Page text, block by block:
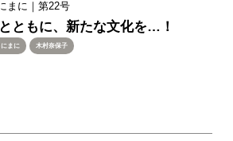
まに｜第22号
ともに、新たな文化を…！
まに 木村奈保子